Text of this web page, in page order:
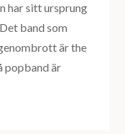
har sitt ursprung
band som
är the
popband är